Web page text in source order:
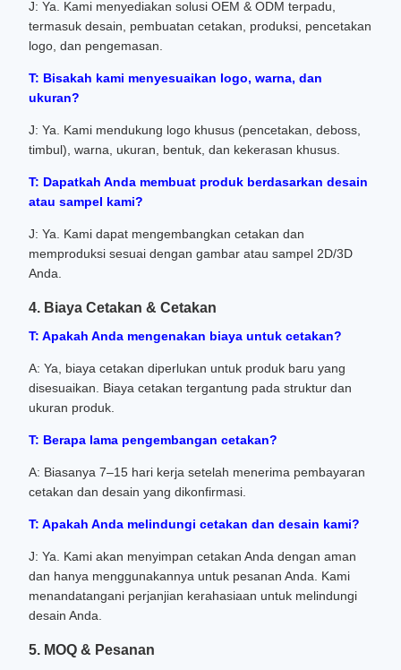
J: Ya. Kami menyediakan solusi OEM & ODM terpadu,
termasuk desain, pembuatan cetakan, produksi, pencetakan
logo, dan pengemasan.
T: Bisakah kami menyesuaikan logo, warna, dan
ukuran?
J: Ya. Kami mendukung logo khusus (pencetakan, deboss,
timbul), warna, ukuran, bentuk, dan kekerasan khusus.
T: Dapatkah Anda membuat produk berdasarkan desain
atau sampel kami?
J: Ya. Kami dapat mengembangkan cetakan dan
memproduksi sesuai dengan gambar atau sampel 2D/3D
Anda.
4. Biaya Cetakan & Cetakan
T: Apakah Anda mengenakan biaya untuk cetakan?
A: Ya, biaya cetakan diperlukan untuk produk baru yang
disesuaikan. Biaya cetakan tergantung pada struktur dan
ukuran produk.
T: Berapa lama pengembangan cetakan?
A: Biasanya 7–15 hari kerja setelah menerima pembayaran
cetakan dan desain yang dikonfirmasi.
T: Apakah Anda melindungi cetakan dan desain kami?
J: Ya. Kami akan menyimpan cetakan Anda dengan aman
dan hanya menggunakannya untuk pesanan Anda. Kami
menandatangani perjanjian kerahasiaan untuk melindungi
desain Anda.
5. MOQ & Pesanan